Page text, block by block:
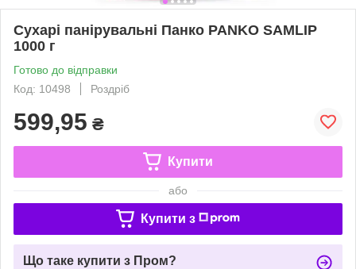
Сухарі панірувальні Панко PANKO SAMLIP
1000 г
Готово до відправки
Код: 10498
Роздріб
599,95 ₴
Купити
або
Купити з
Що таке купити з Пром?